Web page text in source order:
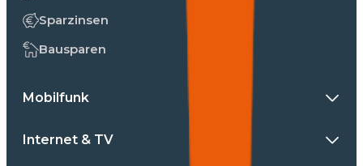
Sparzinsen
Bausparen
Mobilfunk
Internet & TV